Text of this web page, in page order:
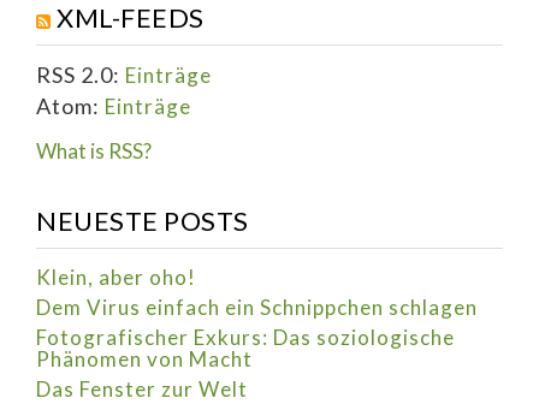
XML-FEEDS
RSS 2.0: Einträge
Atom: Einträge
What is RSS?
NEUESTE POSTS
Klein, aber oho!
Dem Virus einfach ein Schnippchen schlagen
Fotografischer Exkurs: Das soziologische
Phänomen von Macht
Das Fenster zur Welt